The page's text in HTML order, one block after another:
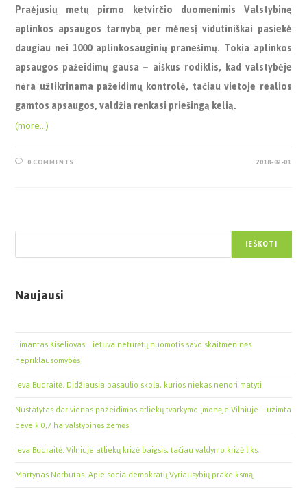
Praėjusių metų pirmo ketvirčio duomenimis Valstybinę
aplinkos apsaugos tarnybą per mėnesį vidutiniškai pasiekė
daugiau nei 1000 aplinkosauginių pranešimų. Tokia aplinkos
apsaugos pažeidimų gausa – aiškus rodiklis, kad valstybėje
nėra užtikrinama pažeidimų kontrolė, tačiau vietoje realios
gamtos apsaugos, valdžia renkasi priešingą kelią.
(more…)
0 COMMENTS 2018-02-01
IEŠKOTI
Naujausi
Eimantas Kiseliovas. Lietuva neturėtų nuomotis savo skaitmeninės
nepriklausomybės
Ieva Budraitė. Didžiausia pasaulio skola, kurios niekas nenori matyti
Nustatytas dar vienas pažeidimas atliekų tvarkymo įmonėje Vilniuje – užimta
beveik 0,7 ha valstybinės žemės
Ieva Budraitė. Vilniuje atliekų krizė baigsis, tačiau valdymo krizė liks.
Martynas Norbutas. Apie socialdemokratų Vyriausybių prakeiksmą